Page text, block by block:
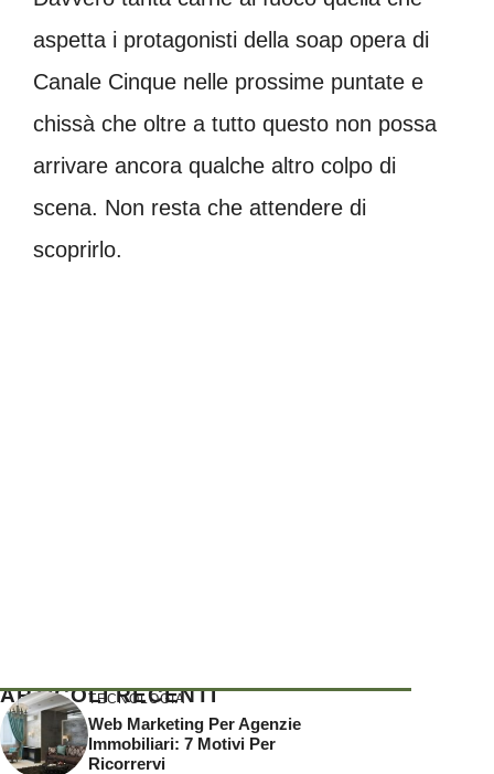
aspetta i protagonisti della soap opera di
Canale Cinque nelle prossime puntate e
chissà che oltre a tutto questo non possa
arrivare ancora qualche altro colpo di
scena. Non resta che attendere di
scoprirlo.
ARTICOLI RECENTI
TECNOLOGIA
Web Marketing Per Agenzie
Immobiliari: 7 Motivi Per
Ricorrervi